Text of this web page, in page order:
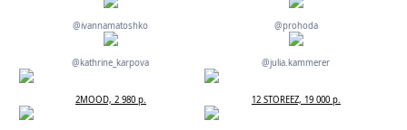
@ivannamatoshko @prohoda
@kathrine_karpova @julia.kammerer
2MOOD, 2 980 р. 12 STOREEZ, 19 000 р.